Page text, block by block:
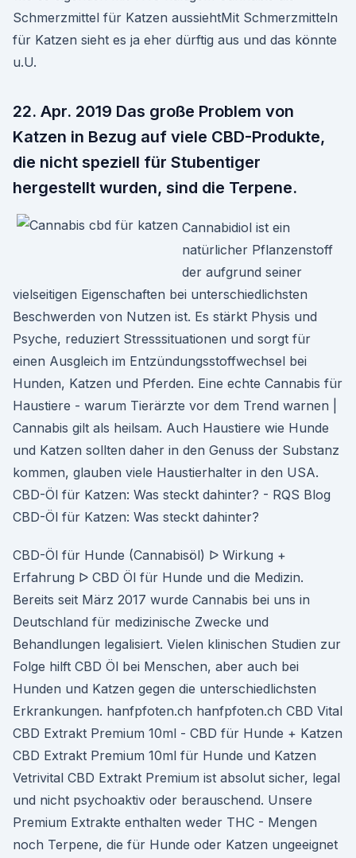
Schmerzmittel für Katzen aussiehtMit Schmerzmitteln
für Katzen sieht es ja eher dürftig aus und das könnte
u.U.
22. Apr. 2019 Das große Problem von
Katzen in Bezug auf viele CBD-Produkte,
die nicht speziell für Stubentiger
hergestellt wurden, sind die Terpene.
Cannabidiol ist ein
natürlicher Pflanzenstoff
der aufgrund seiner
vielseitigen Eigenschaften bei unterschiedlichsten
Beschwerden von Nutzen ist. Es stärkt Physis und
Psyche, reduziert Stresssituationen und sorgt für
einen Ausgleich im Entzündungsstoffwechsel bei
Hunden, Katzen und Pferden. Eine echte Cannabis für
Haustiere - warum Tierärzte vor dem Trend warnen |
Cannabis gilt als heilsam. Auch Haustiere wie Hunde
und Katzen sollten daher in den Genuss der Substanz
kommen, glauben viele Haustierhalter in den USA.
CBD-Öl für Katzen: Was steckt dahinter? - RQS Blog
CBD-Öl für Katzen: Was steckt dahinter?
CBD-Öl für Hunde (Cannabisöl) ᐅ Wirkung +
Erfahrung ᐅ CBD Öl für Hunde und die Medizin.
Bereits seit März 2017 wurde Cannabis bei uns in
Deutschland für medizinische Zwecke und
Behandlungen legalisiert. Vielen klinischen Studien zur
Folge hilft CBD Öl bei Menschen, aber auch bei
Hunden und Katzen gegen die unterschiedlichsten
Erkrankungen. hanfpfoten.ch hanfpfoten.ch CBD Vital
CBD Extrakt Premium 10ml - CBD für Hunde + Katzen
CBD Extrakt Premium 10ml für Hunde und Katzen
Vetrivital CBD Extrakt Premium ist absolut sicher, legal
und nicht psychoaktiv oder berauschend. Unsere
Premium Extrakte enthalten weder THC - Mengen
noch Terpene, die für Hunde oder Katzen ungeeignet